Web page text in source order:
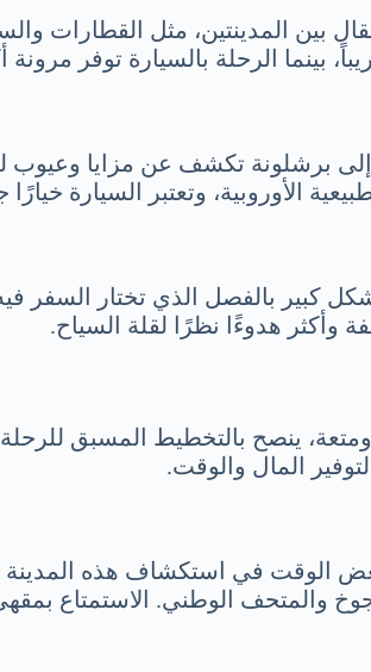
بين المدينتين، مثل القطارات
برشلونة تكشف عن مزايا وعيوب
الأوروبية، وتعتبر السيارة
كبير بالفصل الذي تختار السفر
وأكثر هدوءًا نظرًا لقلة السياح.
ينصح بالتخطيط المسبق للرحلة
المال والوقت.
في استكشاف هذه المدينة
والمتحف الوطني. الاستمتاع